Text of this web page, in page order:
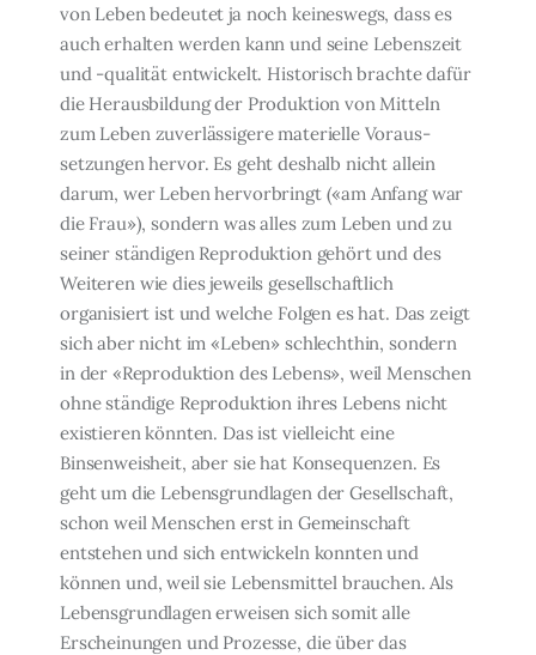
von Leben bedeutet ja noch keineswegs, dass es
auch erhalten wer­den kann und seine Lebenszeit
und -qualität entwickelt. Historisch brachte dafür
die Herausbildung der Produktion von Mitteln
zum Leben zuverlässigere materielle Voraus­
setzungen hervor. Es geht deshalb nicht allein
darum, wer Leben hervorbringt («am An­fang war
die Frau»), sondern was alles zum Leben und zu
seiner ständigen Reprodukti­on gehört und des
Weiteren wie dies jeweils gesellschaftlich
organisiert ist und welche Folgen es hat. Das zeigt
sich aber nicht im «Leben» schlechthin, sondern
in der «Repro­duktion des Lebens», weil Menschen
ohne ständige Reproduktion ihres Lebens nicht
existieren könnten. Das ist vielleicht eine
Binsenweisheit, aber sie hat Konsequenzen. Es
geht um die Lebensgrundlagen der Gesellschaft,
schon weil Menschen erst in Gemein­schaft
entstehen und sich entwickeln konnten und
können und, weil sie Lebensmittel brauchen. Als
Lebensgrundlagen erweisen sich somit alle
Erscheinungen und Prozesse, die über das